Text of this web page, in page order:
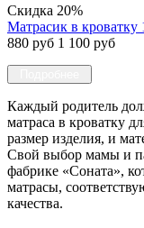
Скидка 20%
Матрасик в
880 руб 1 100 руб
Каждый родитель
матраса в кроватку
размер изделия, и
Свой выбор мамы и
фабрике «Соната»,
матрасы,
качества.